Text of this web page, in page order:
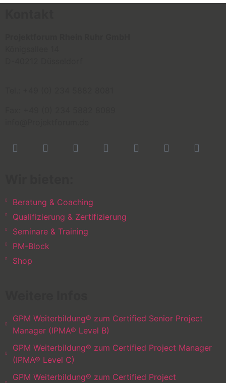
Beratung & Coaching
Qualifizierung & Zertifizierung
Seminare & Training
PM-Block
Shop
GPM Weiterbildung® zum Certified Senior Project
Manager (IPMA® Level B)
GPM Weiterbildung® zum Certified Project Manager
(IPMA® Level C)
GPM Weiterbildung® zum Certified Project